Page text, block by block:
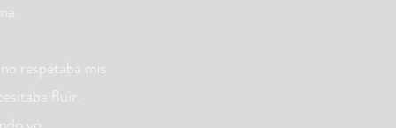
respetaba mis
fluir.